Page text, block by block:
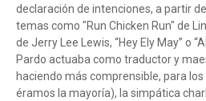
declaración de intenciones, a partir
temas como "Run Chicken Run" de
de Jerry Lee Lewis, “Hey Ely May” o
Pardo actuaba como traductor y
haciendo más comprensible, para
éramos la mayoría), la simpática